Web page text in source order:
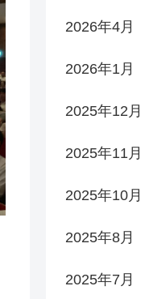
2026年4月
2026年1月
2025年12月
2025年11月
2025年10月
2025年8月
2025年7月